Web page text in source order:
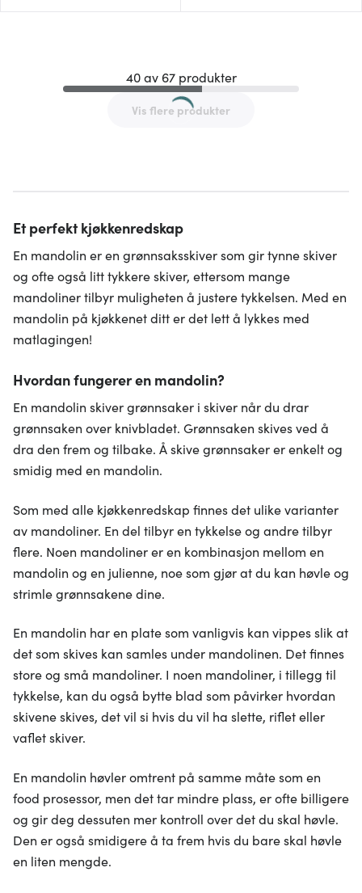
40 av 67 produkter
Vis flere produkter
Et perfekt kjøkkenredskap
En mandolin er en grønnsaksskiver som gir tynne skiver
og ofte også litt tykkere skiver, ettersom mange
mandoliner tilbyr muligheten å justere tykkelsen. Med en
mandolin på kjøkkenet ditt er det lett å lykkes med
matlagingen!
Hvordan fungerer en mandolin?
En mandolin skiver grønnsaker i skiver når du drar
grønnsaken over knivbladet. Grønnsaken skives ved å
dra den frem og tilbake. Å skive grønnsaker er enkelt og
smidig med en mandolin.
Som med alle kjøkkenredskap finnes det ulike varianter
av mandoliner. En del tilbyr en tykkelse og andre tilbyr
flere. Noen mandoliner er en kombinasjon mellom en
mandolin og en julienne, noe som gjør at du kan høvle og
strimle grønnsakene dine.
En mandolin har en plate som vanligvis kan vippes slik at
det som skives kan samles under mandolinen. Det finnes
store og små mandoliner. I noen mandoliner, i tillegg til
tykkelse, kan du også bytte blad som påvirker hvordan
skivene skives, det vil si hvis du vil ha slette, riflet eller
vaflet skiver.
En mandolin høvler omtrent på samme måte som en
food prosessor, men det tar mindre plass, er ofte billigere
og gir deg dessuten mer kontroll over det du skal høvle.
Den er også smidigere å ta frem hvis du bare skal høvle
en liten mengde.